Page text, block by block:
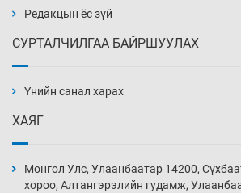
4 цаг 44 мин
5 цаг 14 мин
Редакцын ёс зүй
СУРТАЛЧИЛГАА БАЙРШУУЛАХ
Үнийн санал харах
ХАЯГ
Монгол Улс, Улаанбаатар 14200,
хороо, Алтангэрэлийн гудамж,